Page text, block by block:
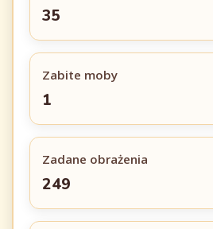
35
Zabite moby
1
Zadane obrażenia
249